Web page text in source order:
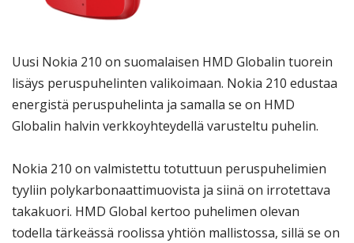
Uusi Nokia 210 on suomalaisen HMD Globalin tuorein
lisäys peruspuhelinten valikoimaan. Nokia 210 edustaa
energistä peruspuhelinta ja samalla se on HMD
Globalin halvin verkkoyhteydellä varusteltu puhelin.
Nokia 210 on valmistettu totuttuun peruspuhelimien
tyyliin polykarbonaattimuovista ja siinä on irrotettava
takakuori. HMD Global kertoo puhelimen olevan
todella tärkeässä roolissa yhtiön mallistossa, sillä se on